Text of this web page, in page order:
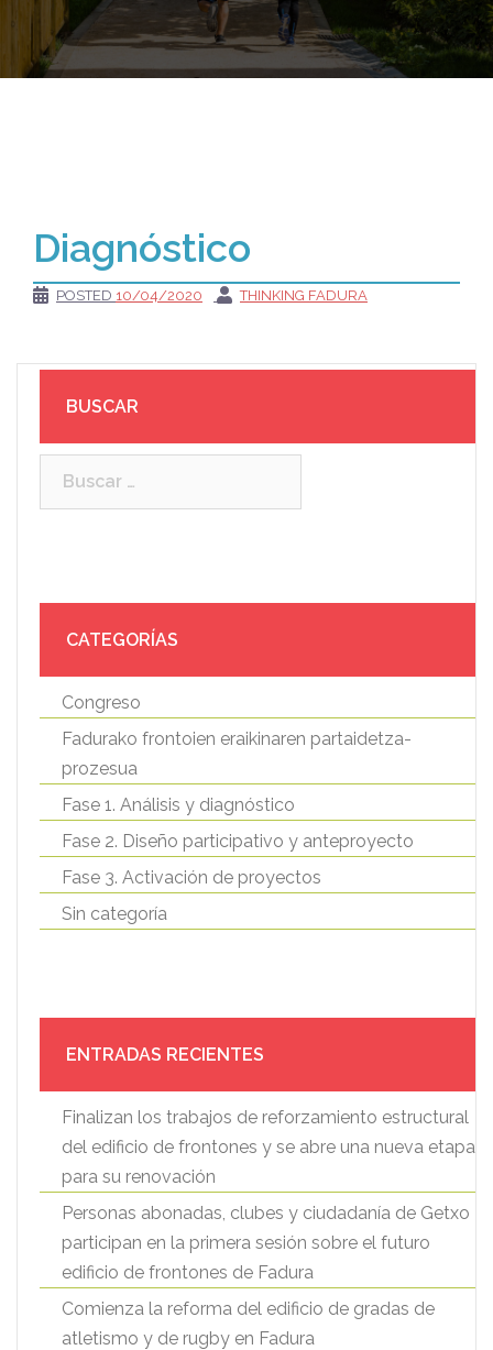
Diagnóstico
POSTED 10/04/2020 THINKING FADURA
BUSCAR
CATEGORÍAS
Congreso
Fadurako frontoien eraikinaren partaidetza-
prozesua
Fase 1. Análisis y diagnóstico
Fase 2. Diseño participativo y anteproyecto
Fase 3. Activación de proyectos
Sin categoría
ENTRADAS RECIENTES
Finalizan los trabajos de reforzamiento estructural
del edificio de frontones y se abre una nueva etapa
para su renovación
Personas abonadas, clubes y ciudadanía de Getxo
participan en la primera sesión sobre el futuro
edificio de frontones de Fadura
Comienza la reforma del edificio de gradas de
atletismo y de rugby en Fadura